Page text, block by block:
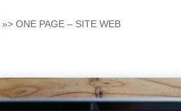
»> ONE PAGE – SITE WEB